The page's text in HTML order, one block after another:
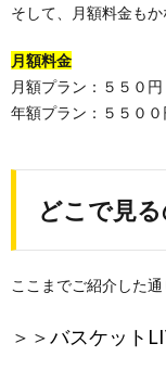
そして、月額料金も
月額料金
月額プラン：５５０円
年額プラン：５５００
どこで見
ここまでご紹介した
＞＞バスケット